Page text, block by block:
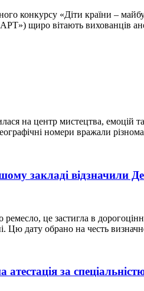
конкурсу «Діти країни –
щиро вітають вихованців
на центр мистецтва, емоцій
номери вражали
закладі відзначили
це застигла в
Цю дату обрано на честь
атестація за